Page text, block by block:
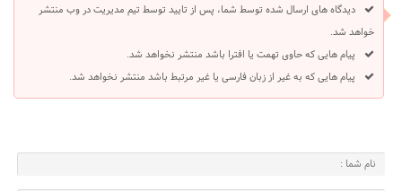
دیدگاه های ارسال شده توسط شما، پس از تایید توسط تیم مدیریت در وب منتشر
خواهد شد.
پیام هایی که حاوی تهمت یا افترا باشد منتشر نخواهد شد.
پیام هایی که به غیر از زبان فارسی یا غیر مرتبط باشد منتشر نخواهد شد.